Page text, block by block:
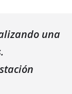
una